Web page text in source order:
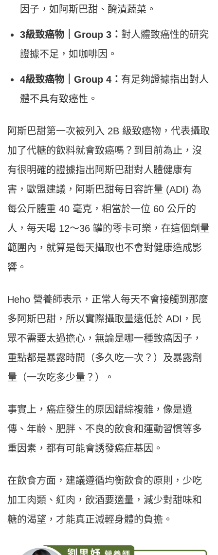
因子，如阿斯巴甜、醃漬蔬菜。
3級致癌物｜Group 3 ： 對人體致癌性的研究
證據不足，如咖啡因。
4級致癌物｜Group 4： 有足夠證據指出對人
體不具有致癌性。
阿斯巴甜第一次被列入 2B 級致癌物，代表攝取
加了代糖的飲料就會致癌嗎？到目前為止，沒
有很明確的證據指出阿斯巴甜對人體健康有
害，歐盟建議，阿斯巴甜每日容許量 (ADI) 為
每公斤體重 40 毫克，相當於一位 60 公斤的
人，每天喝 12～36 罐的零卡可樂，在這個劑量
範圍內，就算是每天攝取也不會對健康造成影
響。
Heho 營養師表示，正常人每天不會接觸到那麼
多阿斯巴甜，所以實際攝取量遠低於 ADI，民
眾不需要太過擔心，無論是哪一種致癌因子，
重點都是暴露時間（多久吃一次？）及暴露劑
量（一次吃多少量？）。
事實上，癌症發生的原因錯綜複雜，像是遺
傳、年齡、肥胖、不良的飲食和運動習慣等多
重因素，都有可能會誘發癌症基因。
在飲食方面，建議遵循均衡飲食的原則，少吃
加工肉類、紅肉，飲酒要適量，減少對甜味和
糖的渴望，才能真正減輕身體的負擔。